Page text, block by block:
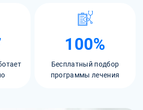
100%
Бесплатный подбор
программы лечения